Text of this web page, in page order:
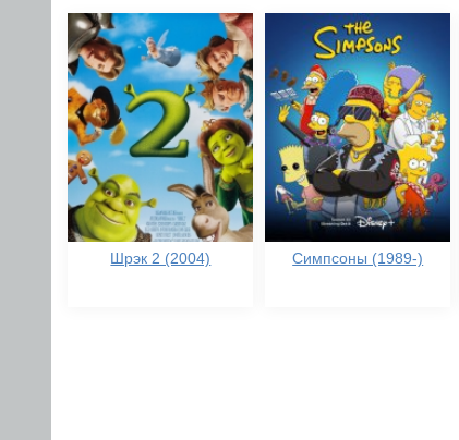
Шрэк 2 (2004) Симпсоны (1989-)